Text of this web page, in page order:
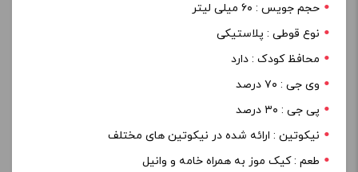
حجم جویس : ۶۰ میلی لیتر
نوع قوطی : پلاستیکی
محافظ کودک : دارد
وی جی : ۷۰ درصد
پی جی : ۳۰ درصد
نیکوتین : ارائه شده در نیکوتین های مختلف
طعم : کیک موز به همراه خامه و وانیل